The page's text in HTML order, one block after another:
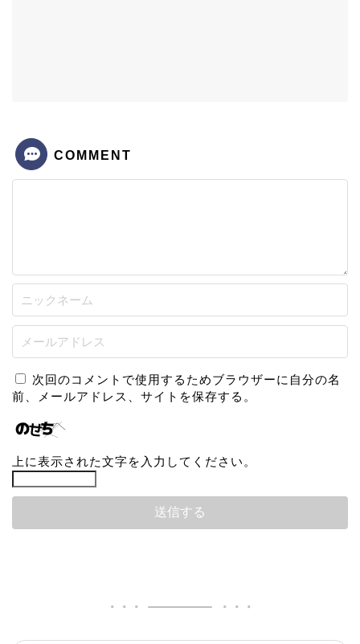
COMMENT
次回のコメントで使用するためブラウザーに自分の名
前、メールアドレス、サイトを保存する。
上に表示された文字を入力してください。